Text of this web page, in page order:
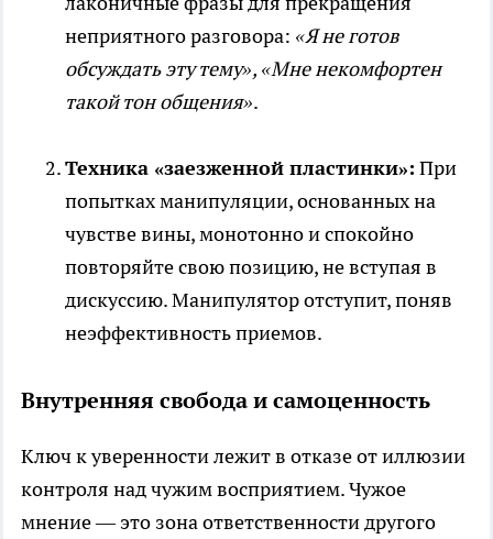
неприятного разговора: «Я не готов
обсуждать эту тему», «Мне некомфортен
такой тон общения».
Техника «заезженной пластинки»: При
попытках манипуляции, основанных на
чувстве вины, монотонно и спокойно
повторяйте свою позицию, не вступая в
дискуссию. Манипулятор отступит, поняв
неэффективность приемов.
Внутренняя свобода и самоценность
Ключ к уверенности лежит в отказе от иллюзии
контроля над чужим восприятием. Чужое
мнение — это зона ответственности другого